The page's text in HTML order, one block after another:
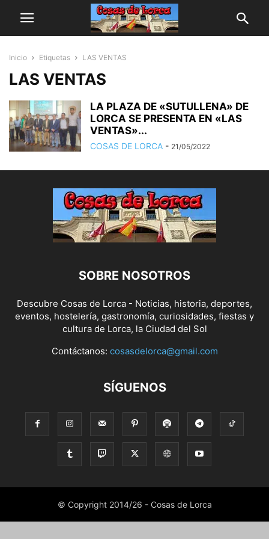
Inicio Etiquetas LAS VENTAS
LAS VENTAS
LA PLAZA DE «SUTULLENA» DE
LORCA SE PRESENTA EN «LAS
VENTAS»...
COSAS DE LORCA - 21/05/2022
SOBRE NOSOTROS
Descubre Cosas de Lorca - Noticias, historia, deportes,
eventos, hostelería, gastronomía, curiosidades, fiestas y
cultura de Lorca, la Ciudad del Sol
Contáctanos: cosasdelorca@gmail.com
SÍGUENOS
© Copyright 2014/26 - Cosas de Lorca